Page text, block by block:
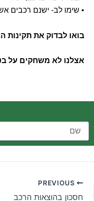
• שימו לב- ישנם רכבים
בואו לבדוק את תקינות
אצלנו לא משחקים על
חסכון בהוצאות הרכב